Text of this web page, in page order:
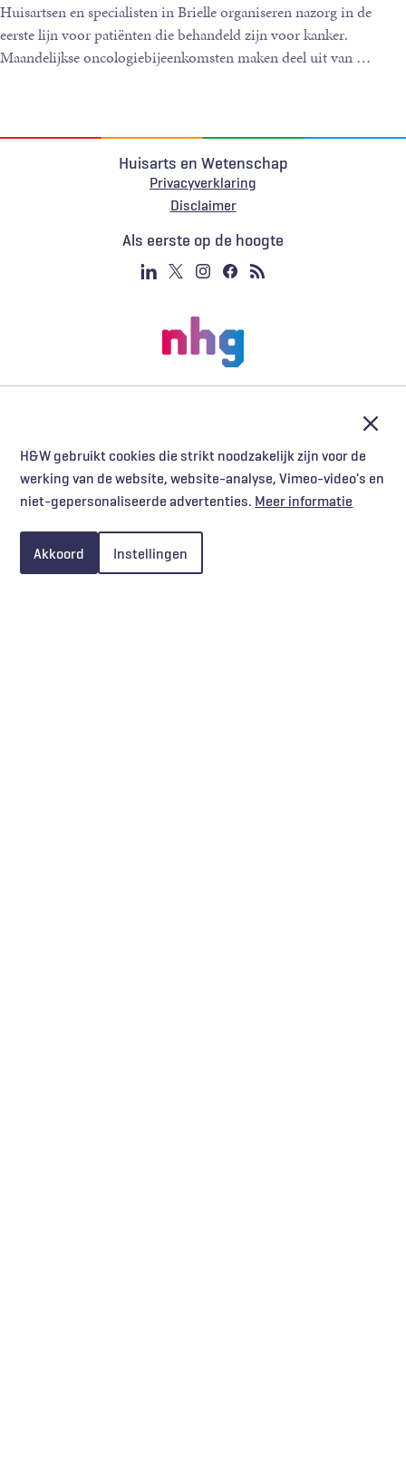
H&W gebruikt cookies die strikt noodzakelijk zijn voor de
werking van de website, website-analyse, Vimeo-video's en
niet-gepersonaliseerde advertenties. Meer informatie
Akkoord Instellingen
Huisartsen en specialisten in Brielle organiseren nazorg in de
eerste lijn voor patiënten die behandeld zijn voor kanker.
Maandelijkse oncologiebijeenkomsten maken deel uit van …
Huisarts en Wetenschap
Privacyverklaring
Voet
Disclaimer
Als eerste op de hoogte